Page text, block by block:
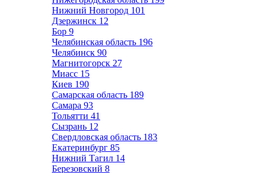
Нижний Новгород 101
Дзержинск 12
Бор 9
Челябинская область 196
Челябинск 90
Магнитогорск 27
Миасс 15
Киев 190
Самарская область 189
Самара 93
Тольятти 41
Сызрань 12
Свердловская область 183
Екатеринбург 85
Нижний Тагил 14
Березовский 8